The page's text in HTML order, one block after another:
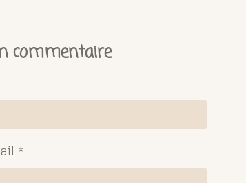
commentaire
*